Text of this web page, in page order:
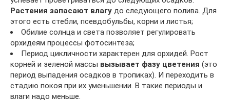
Растения запасают влагу до следующего полива. Для
этого есть стебли, псевдобульбы, корни и листья;
Обилие солнца и света позволяет регулировать
орхидеям процессы фотосинтеза;
Период цикличности характерен для орхидей. Рост
корней и зеленой массы вызывает фазу цветения (это
период выпадения осадков в тропиках). И переходить в
стадию покоя при их уменьшении. В такие периоды и
влаги надо меньше.